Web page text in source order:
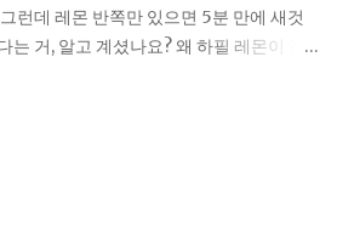
May. As of late April, the standard
런데 레몬 반쪽만 있으면 5분 만에 새것
는 거, 알고 계셨나요? 왜 하필 레몬이 전